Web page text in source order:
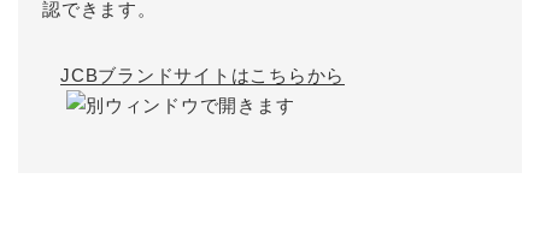
認できます。
JCBブランドサイトはこちらから